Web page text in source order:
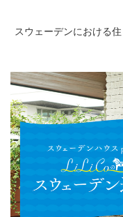
スウェーデンにおける